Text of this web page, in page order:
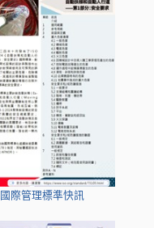
國際管理標準快訊